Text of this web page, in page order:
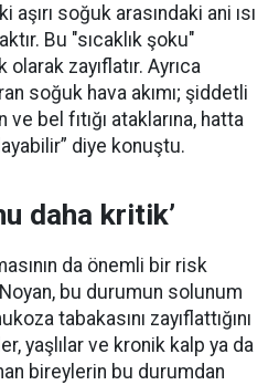
aşırı soğuk arasındaki ani ısı
Bu "sıcaklık şoku"
olarak zayıflatır. Ayrıca
soğuk hava akımı; şiddetli
bel fıtığı ataklarına, hatta
diye konuştu.
daha kritik’
da önemli bir risk
bu durumun solunum
tabakasını zayıflattığını
yaşlılar ve kronik kalp ya da
bireylerin bu durumdan